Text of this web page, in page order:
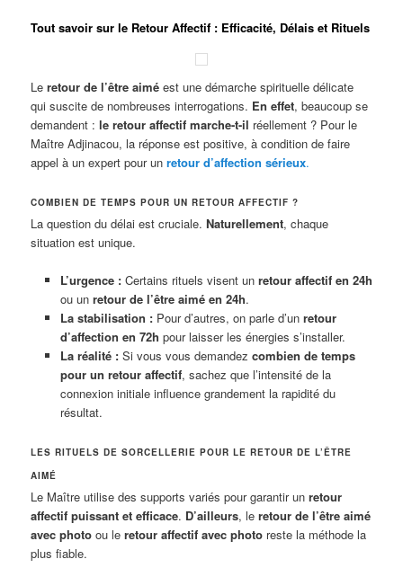
Tout savoir sur le Retour Affectif : Efficacité, Délais et Rituels
Leretour de l’être aimé est une démarche spirituelle délicate
qui suscite de nombreuses interrogations. En effet, beaucoup se
demandent :le retour affectif marche-t-il réellement ? Pour le
Maître Adjinacou, la réponse est positive, à condition de faire
appel à un expert pour unretour d’affection sérieux.
COMBIEN DE TEMPS POUR UN RETOUR AFFECTIF ?
La question du délai est cruciale.Naturellement, chaque
situation est unique.
L’urgence :Certains rituels visent un retour affectif en 24h
ou un retour de l’être aimé en 24h.
La stabilisation :Pour d’autres, on parle d’un retour
d’affection en 72h pour laisser les énergies s’installer.
La réalité :Si vous vous demandez combien de temps
pour un retour affectif, sachez que l’intensité de la
connexion initiale influence grandement la rapidité du
résultat.
LES RITUELS DE SORCELLERIE POUR LE RETOUR DE L’ÊTRE
AIMÉ
Le Maître utilise des supports variés pour garantir unretour
affectif puissant et efficace. D’ailleurs, leretour de l’être aimé
avec photo ou leretour affectif avec photo reste la méthode la
plus fiable.